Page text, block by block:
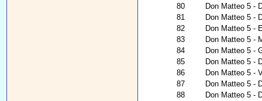
80
Don Matteo 5 -
81
Don Matteo 5 -
82
Don Matteo 5 -
83
Don Matteo 5 -
84
Don Matteo 5 -
85
Don Matteo 5 -
86
Don Matteo 5 -
87
Don Matteo 5 -
88
Don Matteo 5 -